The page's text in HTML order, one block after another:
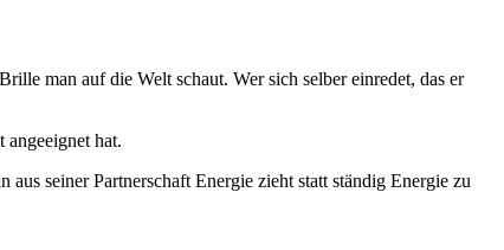
man auf die Welt schaut. Wer sich selber einredet, das er
hat.
seiner Partnerschaft Energie zieht statt ständig Energie zu